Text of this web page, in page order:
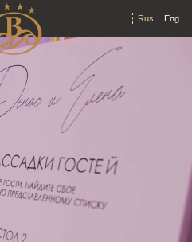
Rus Eng